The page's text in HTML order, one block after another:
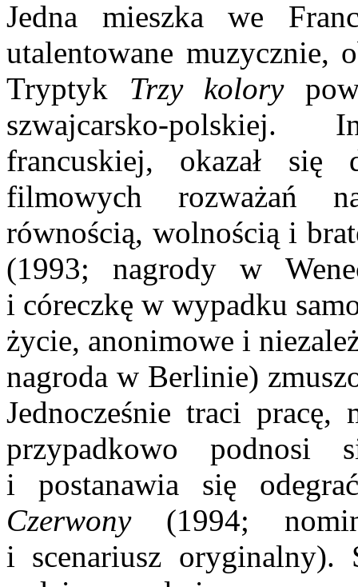
Jedna mieszka we
utalentowane muzycznie,
Tryptyk Trzy kolory
szwajcarsko-
francuskiej, okazał się
filmowych rozważań
równością, wolnością i
(1993; nagrody w
i córeczkę w wypadku
życie, anonimowe i
nagroda w Berlinie)
Jednocześnie traci pracę,
przypadkowo podnosi
i postanawia się
Czerwony(1994;
i scenariusz oryginalny).